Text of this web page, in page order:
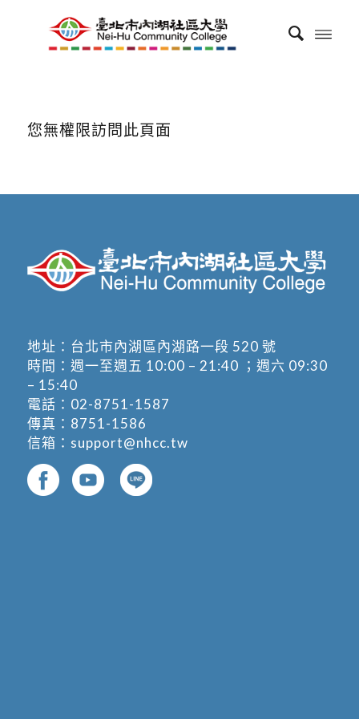
您無權限訪問此頁面
地址： 台北市內湖區內湖路一段 520 號
時間：週一至週五 10:00 – 21:40 ；週六 09:30
– 15:40
電話： 02-8751-1587
傳真：8751-1586
信箱： support@nhcc.tw